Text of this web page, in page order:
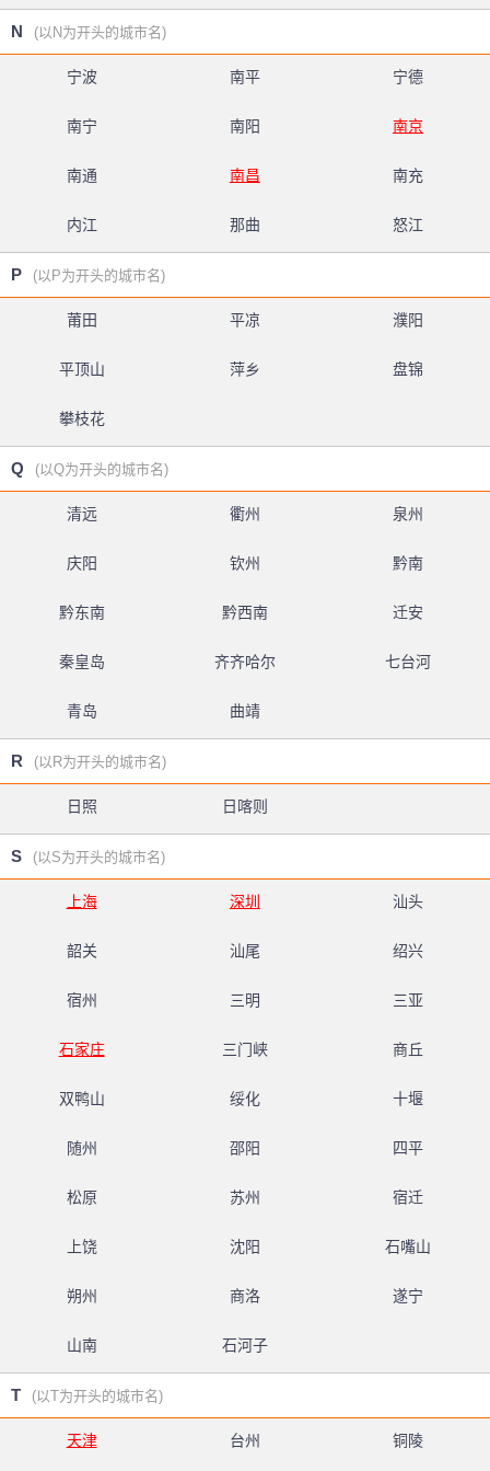
N (以N为开头的城市名)
宁波 南平 宁德
南宁 南阳 南京
南通 南昌 南充
内江 那曲 怒江
P (以P为开头的城市名)
莆田 平凉 濮阳
平顶山 萍乡 盘锦
攀枝花
Q (以Q为开头的城市名)
清远 衢州 泉州
庆阳 钦州 黔南
黔东南 黔西南 迁安
秦皇岛 齐齐哈尔 七台河
青岛 曲靖
R (以R为开头的城市名)
日照 日喀则
S (以S为开头的城市名)
上海 深圳 汕头
韶关 汕尾 绍兴
宿州 三明 三亚
石家庄 三门峡 商丘
双鸭山 绥化 十堰
随州 邵阳 四平
松原 苏州 宿迁
上饶 沈阳 石嘴山
朔州 商洛 遂宁
山南 石河子
T (以T为开头的城市名)
天津 台州 铜陵